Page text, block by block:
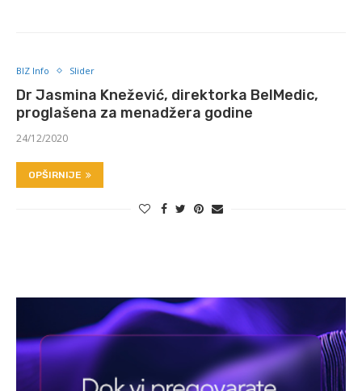
BIZ Info Slider
Dr Jasmina Knežević, direktorka BelMedic,
proglašena za menadžera godine
24/12/2020
OPŠIRNIJE